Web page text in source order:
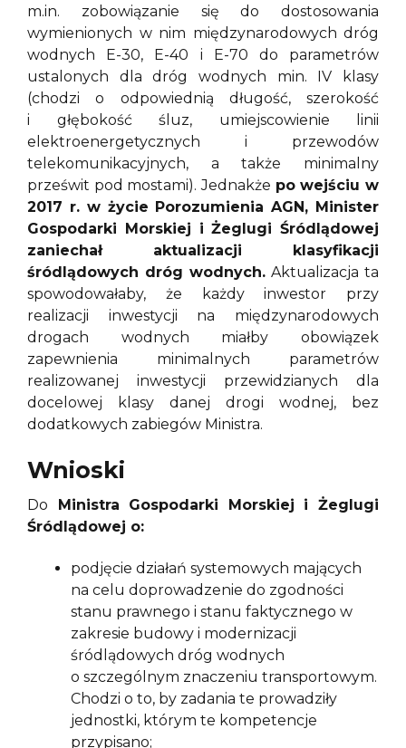
m.in. zobowiązanie się do dostosowania
wymienionych w nim międzynarodowych dróg
wodnych E-30, E-40 i E-70 do parametrów
ustalonych dla dróg wodnych min. IV klasy
(chodzi o odpowiednią długość, szerokość
i głębokość śluz, umiejscowienie linii
elektroenergetycznych i przewodów
telekomunikacyjnych, a także minimalny
prześwit pod mostami). Jednakże po wejściu w
2017 r. w życie Porozumienia AGN, Minister
Gospodarki Morskiej i Żeglugi Śródlądowej
zaniechał aktualizacji klasyfikacji
śródlądowych dróg wodnych. Aktualizacja ta
spowodowałaby, że każdy inwestor przy
realizacji inwestycji na międzynarodowych
drogach wodnych miałby obowiązek
zapewnienia minimalnych parametrów
realizowanej inwestycji przewidzianych dla
docelowej klasy danej drogi wodnej, bez
dodatkowych zabiegów Ministra.
Wnioski
Do Ministra Gospodarki Morskiej i Żeglugi
Śródlądowej o:
podjęcie działań systemowych mających
na celu doprowadzenie do zgodności
stanu prawnego i stanu faktycznego w
zakresie budowy i modernizacji
śródlądowych dróg wodnych
o szczególnym znaczeniu transportowym.
Chodzi o to, by zadania te prowadziły
jednostki, którym te kompetencje
przypisano;